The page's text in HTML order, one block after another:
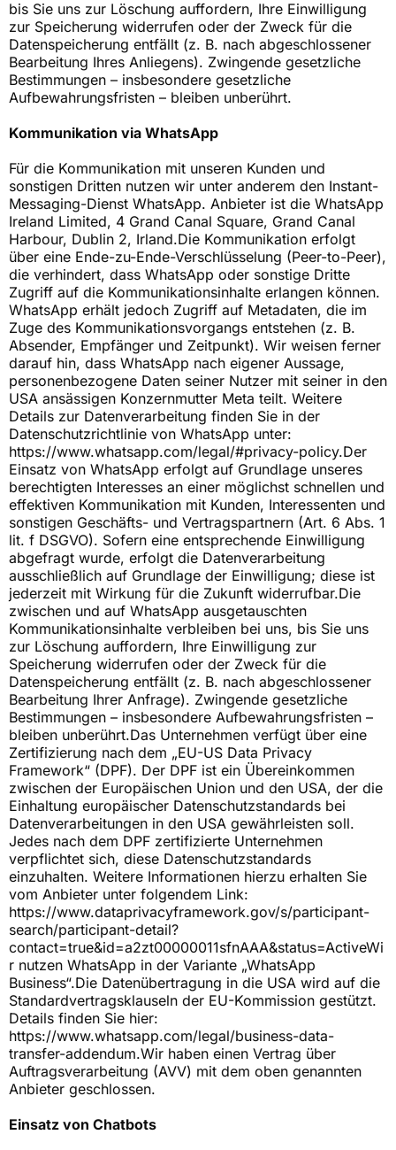
bis Sie uns zur Löschung auffordern, Ihre Einwilligung
zur Speicherung widerrufen oder der Zweck für die
Datenspeicherung entfällt (z. B. nach abgeschlossener
Bearbeitung Ihres Anliegens). Zwingende gesetzliche
Bestimmungen – insbesondere gesetzliche
Aufbewahrungsfristen – bleiben unberührt.
Kommunikation via WhatsApp
Für die Kommunikation mit unseren Kunden und
sonstigen Dritten nutzen wir unter anderem den Instant-
Messaging-Dienst WhatsApp. Anbieter ist die WhatsApp
Ireland Limited, 4 Grand Canal Square, Grand Canal
Harbour, Dublin 2, Irland.Die Kommunikation erfolgt
über eine Ende-zu-Ende-Verschlüsselung (Peer-to-Peer),
die verhindert, dass WhatsApp oder sonstige Dritte
Zugriff auf die Kommunikationsinhalte erlangen können.
WhatsApp erhält jedoch Zugriff auf Metadaten, die im
Zuge des Kommunikationsvorgangs entstehen (z. B.
Absender, Empfänger und Zeitpunkt). Wir weisen ferner
darauf hin, dass WhatsApp nach eigener Aussage,
personenbezogene Daten seiner Nutzer mit seiner in den
USA ansässigen Konzernmutter Meta teilt. Weitere
Details zur Datenverarbeitung finden Sie in der
Datenschutzrichtlinie von WhatsApp unter:
https://www.whatsapp.com/legal/#privacy-policy.Der
Einsatz von WhatsApp erfolgt auf Grundlage unseres
berechtigten Interesses an einer möglichst schnellen und
effektiven Kommunikation mit Kunden, Interessenten und
sonstigen Geschäfts- und Vertragspartnern (Art. 6 Abs. 1
lit. f DSGVO). Sofern eine entsprechende Einwilligung
abgefragt wurde, erfolgt die Datenverarbeitung
ausschließlich auf Grundlage der Einwilligung; diese ist
jederzeit mit Wirkung für die Zukunft widerrufbar.Die
zwischen und auf WhatsApp ausgetauschten
Kommunikationsinhalte verbleiben bei uns, bis Sie uns
zur Löschung auffordern, Ihre Einwilligung zur
Speicherung widerrufen oder der Zweck für die
Datenspeicherung entfällt (z. B. nach abgeschlossener
Bearbeitung Ihrer Anfrage). Zwingende gesetzliche
Bestimmungen – insbesondere Aufbewahrungsfristen –
bleiben unberührt.Das Unternehmen verfügt über eine
Zertifizierung nach dem „EU-US Data Privacy
Framework“ (DPF). Der DPF ist ein Übereinkommen
zwischen der Europäischen Union und den USA, der die
Einhaltung europäischer Datenschutzstandards bei
Datenverarbeitungen in den USA gewährleisten soll.
Jedes nach dem DPF zertifizierte Unternehmen
verpflichtet sich, diese Datenschutzstandards
einzuhalten. Weitere Informationen hierzu erhalten Sie
vom Anbieter unter folgendem Link:
https://www.dataprivacyframework.gov/s/participant-
search/participant-detail?
contact=true&id=a2zt00000011sfnAAA&status=ActiveWi
r nutzen WhatsApp in der Variante „WhatsApp
Business“.Die Datenübertragung in die USA wird auf die
Standardvertragsklauseln der EU-Kommission gestützt.
Details finden Sie hier:
https://www.whatsapp.com/legal/business-data-
transfer-addendum.Wir haben einen Vertrag über
Auftragsverarbeitung (AVV) mit dem oben genannten
Anbieter geschlossen.
Einsatz von Chatbots